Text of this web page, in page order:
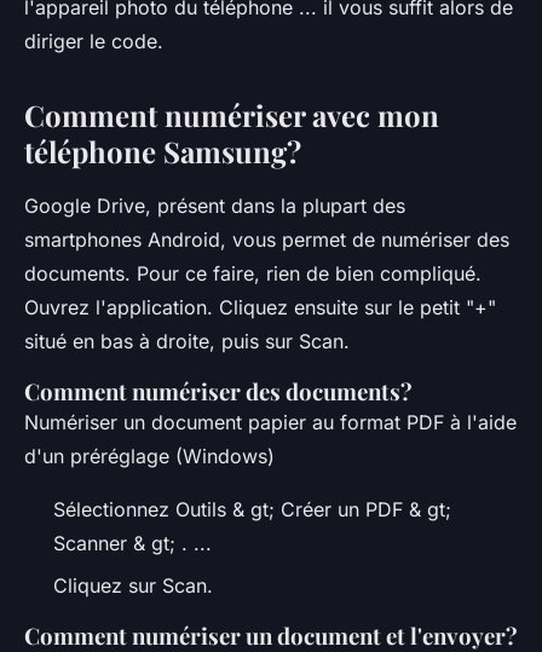
l'appareil photo du téléphone ... il vous suffit alors de
diriger le code.
Comment numériser avec mon
téléphone Samsung?
Google Drive, présent dans la plupart des
smartphones Android, vous permet de numériser des
documents. Pour ce faire, rien de bien compliqué.
Ouvrez l'application. Cliquez ensuite sur le petit "+"
situé en bas à droite, puis sur Scan.
Comment numériser des documents?
Numériser un document papier au format PDF à l'aide
d'un préréglage (Windows)
Sélectionnez Outils & gt; Créer un PDF & gt;
Scanner & gt; . ...
Cliquez sur Scan.
Comment numériser un document et l'envoyer?